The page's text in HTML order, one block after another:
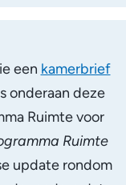
een kamerbrief
onderaan deze
Ruimte voor
Ruimte
update rondom